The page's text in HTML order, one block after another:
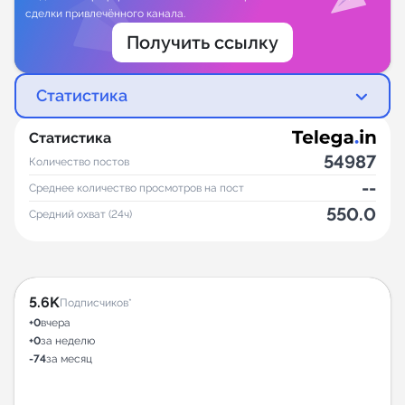
сделки привлечённого канала.
Получить ссылку
Статистика
Статистика
Количество постов 54987
Среднее количество просмотров на пост --
Средний охват (24ч) 550.0
5.6KПодписчиков*
+0вчера
+0за неделю
-74за месяц